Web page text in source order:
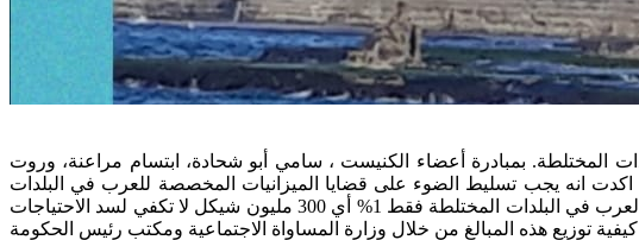
الكنيست موضوع الميزانيات المخصصة بالخطة 550 للسكان العرب في البلدات المختلطة. بمبادرة أعضاء الكنيست ، سامي أبو شحادة، ابتسام مراعنة، وروت
انه يجب تسليط الضوء على قضايا الميزانيات المخصصة للعرب في البلدات
المختلطة مشيرة الى أن ميزانية الخطة الخماسية التي اقرتها الحكومة من المفروض ان تصل آلى 30 مليار شيكل لكنها تمنح العرب في البلدات المختلطة فقط 1% أي 300 مليون شيكل لا تكفي لسد الاحتياجات